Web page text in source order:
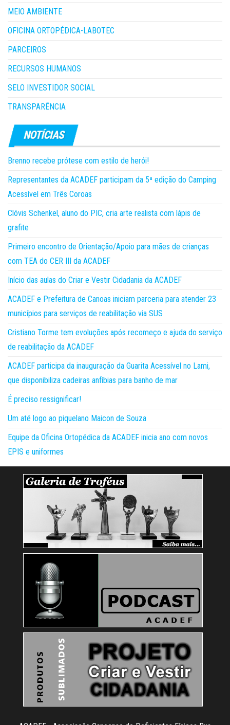
MEIO AMBIENTE
OFICINA ORTOPÉDICA-LABOTEC
PARCEIROS
RECURSOS HUMANOS
SELO INVESTIDOR SOCIAL
TRANSPARÊNCIA
Brenno recebe prótese com estilo de herói!
Representantes da ACADEF participam da 5ª edição do Camping
Acessível em Três Coroas
Clóvis Schenkel, aluno do PIC, cria arte realista com lápis de
grafite
Primeiro encontro de Orientação/Apoio para mães de crianças
com TEA do CER III da ACADEF
Início das aulas do Criar e Vestir Cidadania da ACADEF
ACADEF e Prefeitura de Canoas iniciam parceria para atender 23
municípios para serviços de reabilitação via SUS
Cristiano Torme tem evoluções após recomeço e ajuda do serviço
de reabilitação da ACADEF
ACADEF participa da inauguração da Guarita Acessível no Lami,
que disponibiliza cadeiras anfíbias para banho de mar
É preciso ressignificar!
Um até logo ao piquelano Maicon de Souza
Equipe da Oficina Ortopédica da ACADEF inicia ano com novos
EPIS e uniformes